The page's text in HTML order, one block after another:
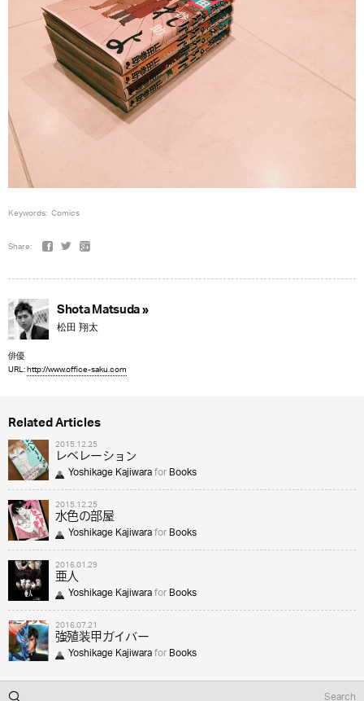
Keywords: Comics
Share:
Shota Matsuda »
松田 翔太
俳優
URL:http://www.office-saku.com
Related Articles
2015.12.25
レベレーション
Yoshikage KajiwaraforBooks
2015.12.25
水色の部屋
Yoshikage KajiwaraforBooks
2016.01.29
亜人
Yoshikage KajiwaraforBooks
2016.07.21
強殖装甲ガイバー
Yoshikage KajiwaraforBooks